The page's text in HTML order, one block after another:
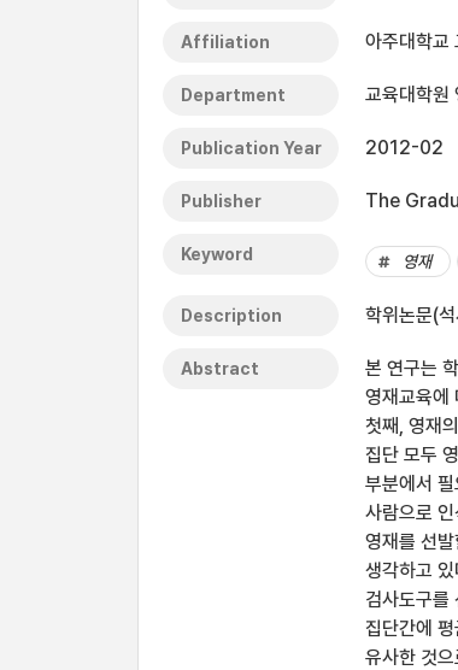
Affiliation 아주대학교
Department 교육대학원
Publication Year 2012-02
Publisher The
Keyword 영재
Description 학위논문(
Abstract
본 연구는
영재교육에
첫째, 영재
집단 모두
부분에서
사람으로
영재를 선
생각하고
검사도구를
집단간에
유사한 것